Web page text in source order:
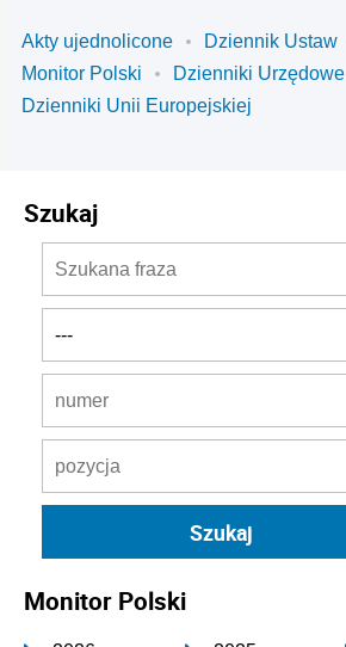
Akty ujednolicone
Dziennik Ustaw
Monitor Polski
Dzienniki Urzędowe
Dzienniki Unii Europejskiej
Szukaj
Monitor Polski